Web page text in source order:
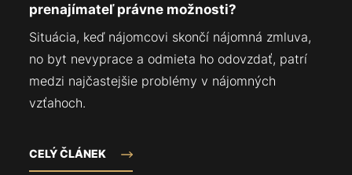
prenajímateľ právne možnosti?
Situácia, keď nájomcovi skončí nájomná zmluva,
no byt nevyprace a odmieta ho odovzdať, patrí
medzi najčastejšie problémy v nájomných
vzťahoch.
CELÝ ČLÁNEK